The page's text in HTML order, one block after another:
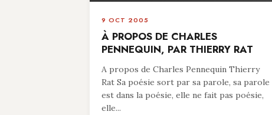
9 OCT 2005
À PROPOS DE CHARLES
PENNEQUIN, PAR THIERRY RAT
A propos de Charles Pennequin Thierry
Rat Sa poésie sort par sa parole, sa parole
est dans la poésie, elle ne fait pas poésie,
elle...